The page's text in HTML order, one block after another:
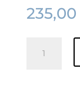
235,00